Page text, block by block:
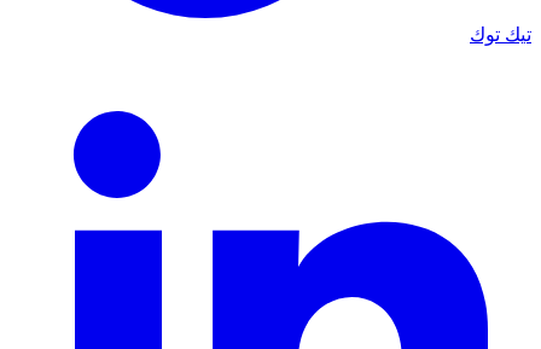
تيك توك